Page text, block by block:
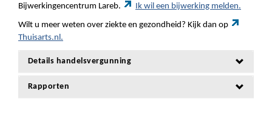
Bijwerkingencentrum Lareb.
Ik wil een bijwerking melden.
Wilt u meer weten over ziekte en gezondheid? Kijk dan op
Thuisarts.nl.
Details handelsvergunning
Rapporten